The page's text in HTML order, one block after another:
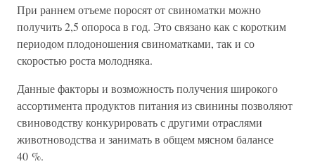
При раннем отъеме поросят от свиноматки можно
получить 2,5 опороса в год. Это связано как с коротким
периодом плодоношения свиноматками, так и со
скоростью роста молодняка.
Данные факторы и возможность получения широкого
ассортимента продуктов питания из свинины позволяют
свиноводству конкурировать с другими отраслями
животноводства и занимать в общем мясном балансе
40 %.